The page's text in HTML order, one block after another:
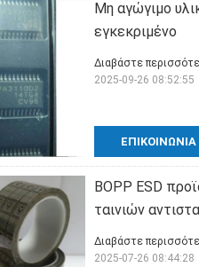
Μη αγώγιμο
εγκεκριμένο
ΕΠΙΚΟΙΝΩΝΊΑ
Διαβάστε
2025-09-26 08:52:55
BOPP ESD
ταινιών
Διαβάστε
2025-07-26 08:44:28